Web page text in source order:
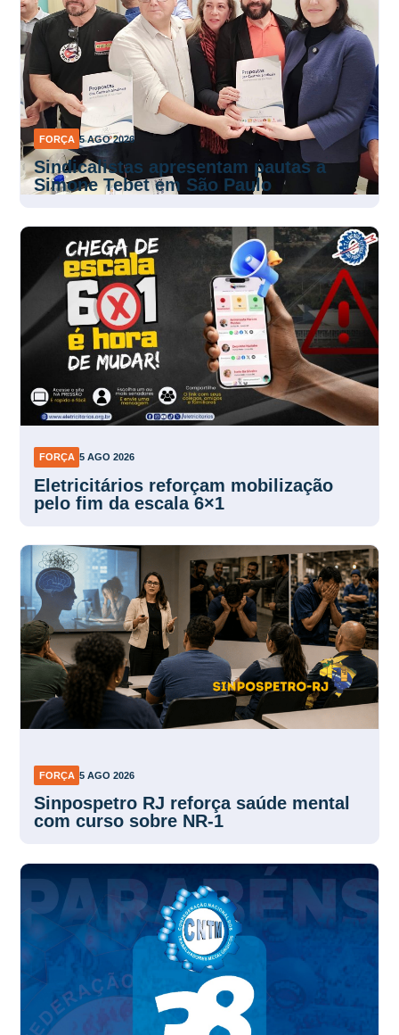
FORÇA 5 AGO 2026
Sindicalistas apresentam pautas a
Simone Tebet em São Paulo
Eletricitários reforçam mobilização
pelo fim da escala 6×1
Sinpospetro RJ reforça saúde mental
com curso sobre NR-1